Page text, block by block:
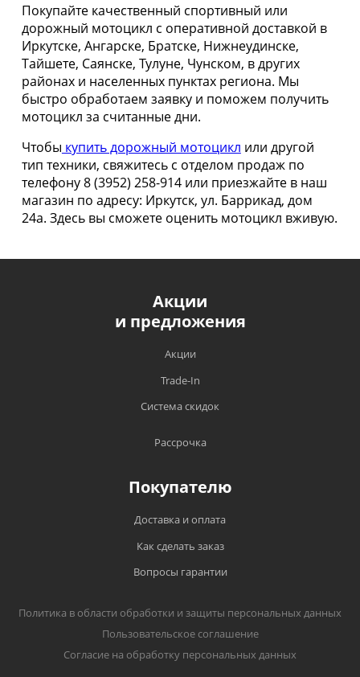
Покупайте качественный спортивный или
дорожный мотоцикл с оперативной доставкой в
Иркутске, Ангарске, Братске, Нижнеудинске,
Тайшете, Саянске, Тулуне, Чунском, в других
районах и населенных пунктах региона. Мы
быстро обработаем заявку и поможем получить
мотоцикл за считанные дни.
Чтобы купить дорожный мотоцикл или другой
тип техники, свяжитесь с отделом продаж по
телефону 8 (3952) 258-914 или приезжайте в наш
магазин по адресу: Иркутск, ул. Баррикад, дом
24а. Здесь вы сможете оценить мотоцикл вживую.
Акции
и предложения
Акции
Trade-In
Система скидок
Рассрочка
Покупателю
Доставка и оплата
Как сделать заказ
Вопросы гарантии
Политика в области обработки и защиты персональных данных
Пользовательское соглашение
Согласие на обработку персональных данных